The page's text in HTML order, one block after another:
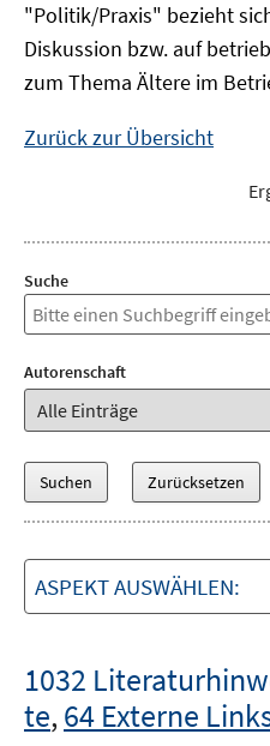
"Politik/Praxis" bezieht
Diskussion bzw. auf
zum Thema Ältere im
Zurück zur Übersicht
Suche
Autorenschaft
ASPEKT AUSWÄHLEN:
1032
te,64 Externe